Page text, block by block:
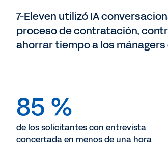
7-Eleven utilizó IA
proceso de contratación,
ahorrar tiempo a los
85 %
de los solicitantes con entrevista
concertada en menos de una hora